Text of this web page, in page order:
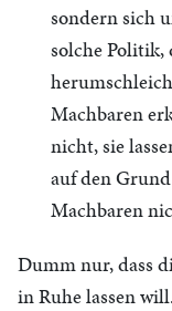
sondern sich
solche Politik,
Machbaren
nicht, sie
auf den
Machbaren
Dumm nur, dass
in Ruhe lassen